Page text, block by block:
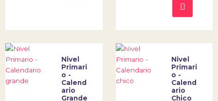
Nivel
Primari
O -
Calend
Ario
Grande
Nivel
Primari
O -
Calend
Ario
Chico